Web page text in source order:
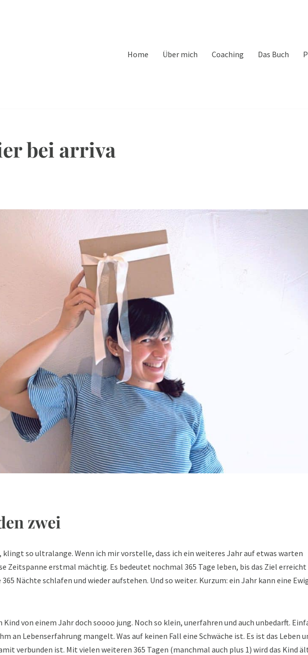
Home Über mich Coaching Das Buch
bei arriva
zwei
klingt so ultralange. Wenn ich mir vorstelle, dass ich ein weiteres Jahr auf etwas warten
Zeitspanne erstmal mächtig. Es bedeutet nochmal 365 Tage leben, bis das Ziel erreicht
Nächte schlafen und wieder aufstehen. Und so weiter. Kurzum: ein Jahr kann eine
von einem Jahr doch soooo jung. Noch so klein, unerfahren und auch unbedarft.
an Lebenserfahrung mangelt. Was auf keinen Fall eine Schwäche ist. Es ist das Leben
verbunden ist. Mit vielen weiteren 365 Tagen (manchmal auch plus 1) wird das Kind